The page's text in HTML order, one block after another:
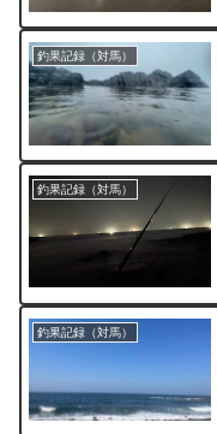
釣果記録（対馬）
釣果記録（対馬）
釣果記録（対馬）